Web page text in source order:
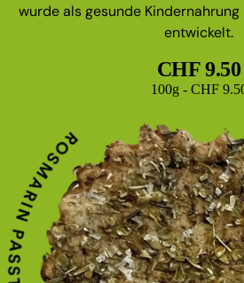
wurde als gesunde
entwickelt.
CHF 9.50
Grundpreis
100g - CHF